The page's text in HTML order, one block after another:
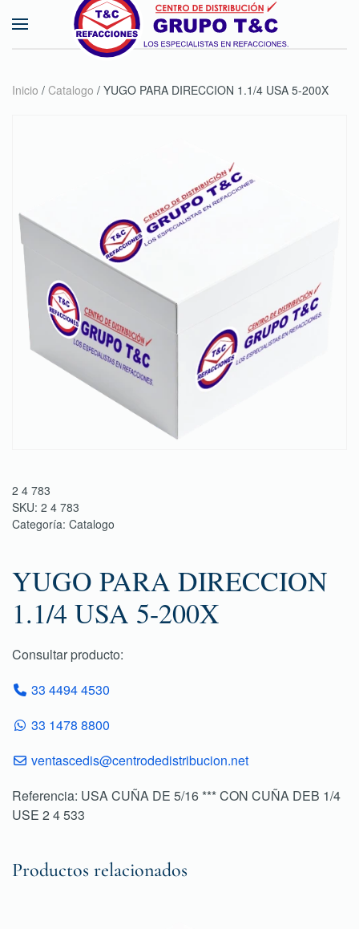
Skip to main content
Inicio / Catalogo / YUGO PARA DIRECCION 1.1/4 USA 5-200X
2 4 783
SKU: 2 4 783
Categoría: Catalogo
YUGO PARA DIRECCION
1.1/4 USA 5-200X
Consultar producto:
33 4494 4530
33 1478 8800
ventascedis@centrodedistribucion.net
Referencia: USA CUÑA DE 5/16 *** CON CUÑA DEB 1/4
USE 2 4 533
Productos relacionados